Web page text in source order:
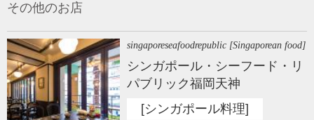
その他のお店
singaporeseafoodrepublic [Singaporean food]
シンガポール・シーフード・リ
パブリック福岡天神
[シンガポール料理]